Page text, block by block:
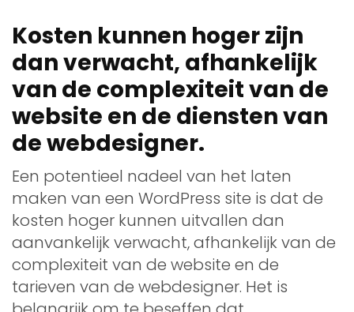
Kosten kunnen hoger zijn
dan verwacht, afhankelijk
van de complexiteit van de
website en de diensten van
de webdesigner.
Een potentieel nadeel van het laten
maken van een WordPress site is dat de
kosten hoger kunnen uitvallen dan
aanvankelijk verwacht, afhankelijk van de
complexiteit van de website en de
tarieven van de webdesigner. Het is